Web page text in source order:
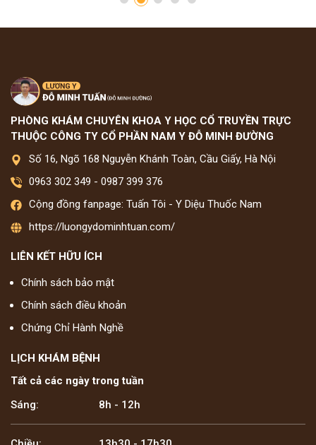
PHÒNG KHÁM CHUYÊN KHOA Y HỌC CỔ TRUYỀN TRỰC
THUỘC CÔNG TY CỔ PHẦN NAM Y ĐỖ MINH ĐƯỜNG
Số 16, Ngõ 168 Nguyễn Khánh Toàn, Cầu Giấy, Hà Nội
0963 302 349 - 0987 399 376
Cộng đồng fanpage: Tuấn Tôi - Y Diệu Thuốc Nam
https://luongydominhtuan.com/
LIÊN KẾT HỮU ÍCH
Chính sách bảo mật
Chính sách điều khoản
Chứng Chỉ Hành Nghề
LỊCH KHÁM BỆNH
Tất cả các ngày trong tuần
Sáng:
8h - 12h